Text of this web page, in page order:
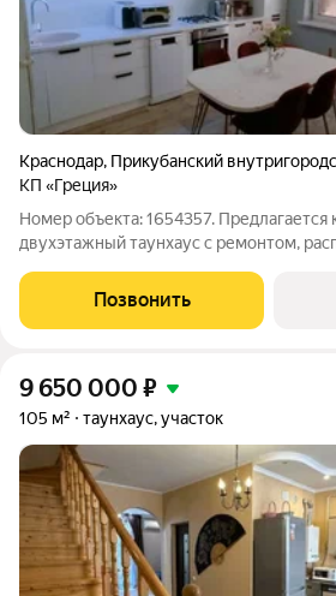
Краснодар, Прикубанский
КП «Греция»
Номер объекта: 1654357. Предлагается
двухэтажный таунхаус с ремонтом,
буквально утопает в зелени
города. Это идеальное место для тех,
Позвонить
9 650 000 ₽
105 м² таунхаус, участок